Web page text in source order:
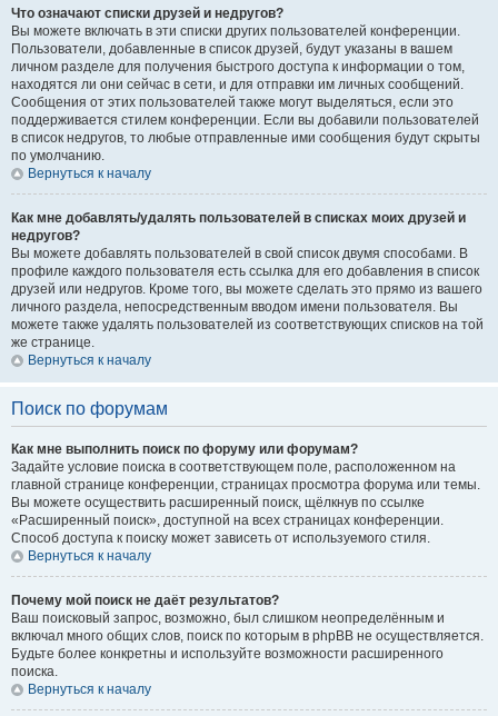
Что означают списки друзей и недругов?
Вы можете включать в эти списки других пользователей конференции.
Пользователи, добавленные в список друзей, будут указаны в вашем
личном разделе для получения быстрого доступа к информации о том,
находятся ли они сейчас в сети, и для отправки им личных сообщений.
Сообщения от этих пользователей также могут выделяться, если это
поддерживается стилем конференции. Если вы добавили пользователей
в список недругов, то любые отправленные ими сообщения будут скрыты
по умолчанию.
Вернуться к началу
Как мне добавлять/удалять пользователей в списках моих друзей и
недругов?
Вы можете добавлять пользователей в свой список двумя способами. В
профиле каждого пользователя есть ссылка для его добавления в список
друзей или недругов. Кроме того, вы можете сделать это прямо из вашего
личного раздела, непосредственным вводом имени пользователя. Вы
можете также удалять пользователей из соответствующих списков на той
же странице.
Вернуться к началу
Поиск по форумам
Как мне выполнить поиск по форуму или форумам?
Задайте условие поиска в соответствующем поле, расположенном на
главной странице конференции, страницах просмотра форума или темы.
Вы можете осуществить расширенный поиск, щёлкнув по ссылке
«Расширенный поиск», доступной на всех страницах конференции.
Способ доступа к поиску может зависеть от используемого стиля.
Вернуться к началу
Почему мой поиск не даёт результатов?
Ваш поисковый запрос, возможно, был слишком неопределённым и
включал много общих слов, поиск по которым в phpBB не осуществляется.
Будьте более конкретны и используйте возможности расширенного
поиска.
Вернуться к началу